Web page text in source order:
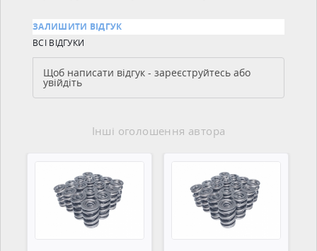
ЗАЛИШИТИ ВІДГУК
ВСІ ВІДГУКИ
Щоб написати відгук - зареєструйтесь або
увійдіть
Інші оголошення автора